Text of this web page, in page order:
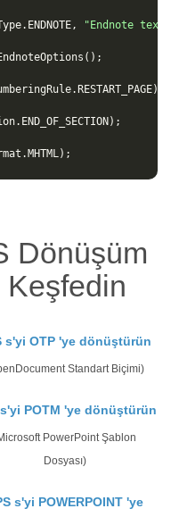
. ENDNOTE,
"Endnote
();
. RESTART_PAGE);
. END_OF_SECTION );
. MHTML);
Dönüşüm
s'yi OTP 'ye dönüştürün
Standart Biçimi)
s'yi POTM 'ye dönüştürün
PowerPoint Şablon
Dosyası)
s'yi POWERPOINT 'ye